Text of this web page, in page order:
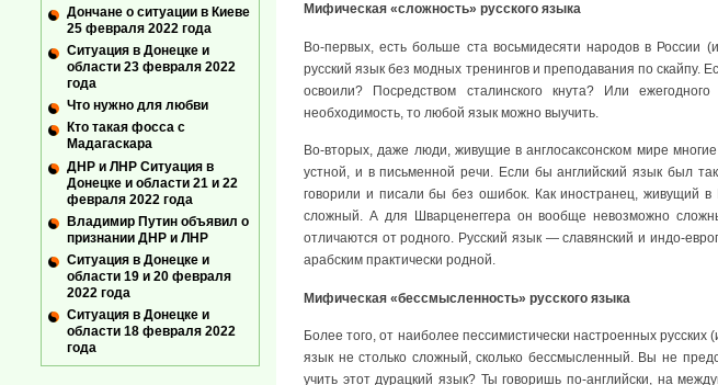
Мифическая «сложность» русского языка
Во-первых, есть больше ста восьмидесяти народов в
русский язык без модных тренингов и преподавания по скайпу.
освоили? Посредством сталинского кнута? Или
необходимость, то любой язык можно выучить.
Во-вторых, даже люди, живущие в англосаксонском мире
устной, и в письменной речи. Если бы английский язык был
говорили и писали бы без ошибок. Как иностранец, живущий в
сложный. А для Шварценеггера он вообще невозможно
отличаются от родного. Русский язык — славянский и индо-
арабским практически родной.
Мифическая «бессмысленность» русского языка
Более того, от наиболее пессимистически настроенных
язык не столько сложный, сколько бессмысленный. Вы не
учить этот дурацкий язык? Ты говоришь по-английски, на
Дончане о ситуации в Киеве
25 февраля 2022 года
Ситуация в Донецке и
области 23 февраля 2022
года
Что нужно для любви
Кто такая фосса с
Мадагаскара
ДНР и ЛНР Ситуация в
Донецке и области 21 и 22
февраля 2022 года
Владимир Путин объявил о
признании ДНР и ЛНР
Ситуация в Донецке и
области 19 и 20 февраля
2022 года
Ситуация в Донецке и
области 18 февраля 2022
года